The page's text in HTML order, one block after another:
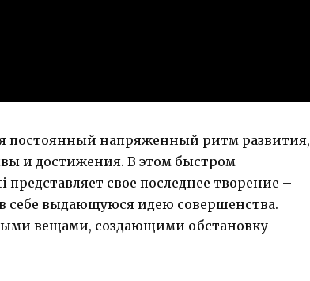
постоянный напряженный ритм развития,
и достижения. В этом быстром
свое последнее творение –
себе выдающуюся идею совершенства.
вещами, создающими обстановку